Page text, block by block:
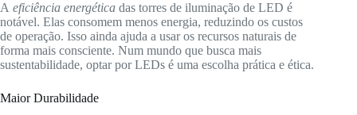
A eficiência energética das torres de iluminação de LED é
notável. Elas consomem menos energia, reduzindo os custos
de operação. Isso ainda ajuda a usar os recursos naturais de
forma mais consciente. Num mundo que busca mais
sustentabilidade, optar por LEDs é uma escolha prática e ética.
Maior Durabilidade